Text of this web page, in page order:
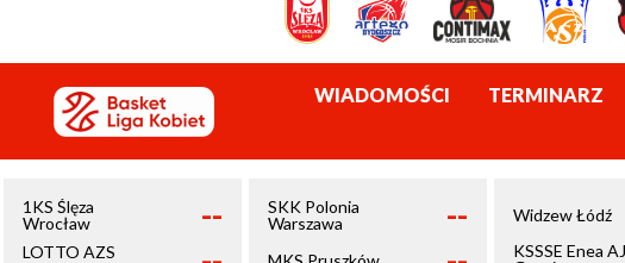
WIADOMOŚCI TERMINARZ
1KS Ślęza
Wrocław
--
LOTTO AZS
SKK Polonia
Warszawa
-- Widzew Łódź
KSSSE Enea